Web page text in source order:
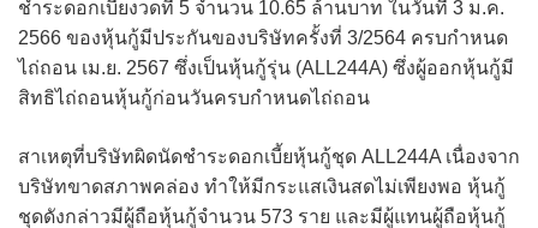
ชำระดอกเบี้ยงวดที่ 5 จำนวน 10.65 ล้านบาท ในวันที่ 3 ม.ค.
2566 ของหุ้นกู้มีประกันของบริษัทครั้งที่ 3/2564 ครบกำหนด
ไถ่ถอน เม.ย. 2567 ซึ่งเป็นหุ้นกู้รุ่น (ALL244A) ซึ่งผู้ออกหุ้นกู้มี
สิทธิไถ่ถอนหุ้นกู้ก่อนวันครบกำหนดไถ่ถอน
สาเหตุที่บริษัทผิดนัดชำระดอกเบี้ยหุ้นกู้ชุด ALL244A เนื่องจาก
บริษัทขาดสภาพคล่อง ทำให้มีกระแสเงินสดไม่เพียงพอ หุ้นกู้
ชุดดังกล่าวมีผู้ถือหุ้นกู้จำนวน 573 ราย และมีผู้แทนผู้ถือหุ้นกู้